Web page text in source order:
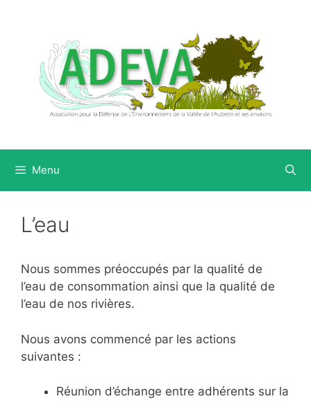
Menu
L’eau
Nous sommes préoccupés par la qualité de
l’eau de consommation ainsi que la qualité de
l’eau de nos rivières.
Nous avons commencé par les actions
suivantes :
Réunion d’échange entre adhérents sur la